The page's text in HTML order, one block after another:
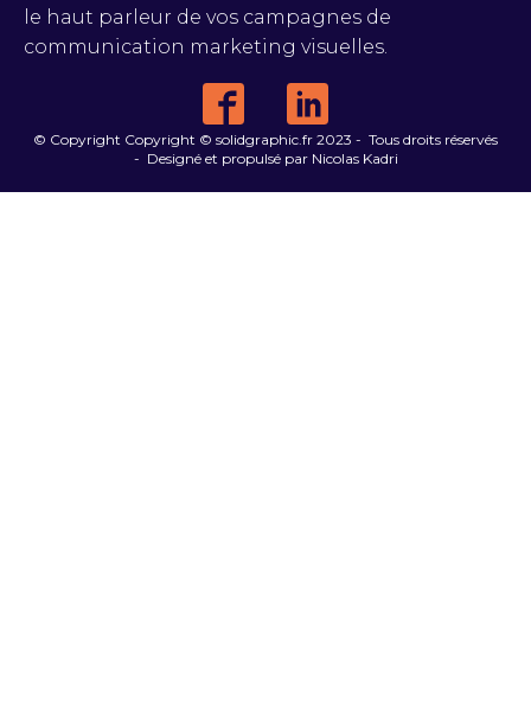
le haut parleur de vos campagnes de
communication marketing visuelles.
© Copyright Copyright © solidgraphic.fr 2023 - Tous droits réservés
- Designé et propulsé par Nicolas Kadri